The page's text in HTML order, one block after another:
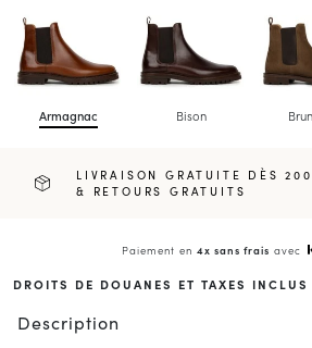
Armagnac Bison
LIVRAISON GRATUITE DÈS
& RETOURS GRATUITS
Paiement en 4x sans frais avec
DROITS DE DOUANES ET TAXES
Description